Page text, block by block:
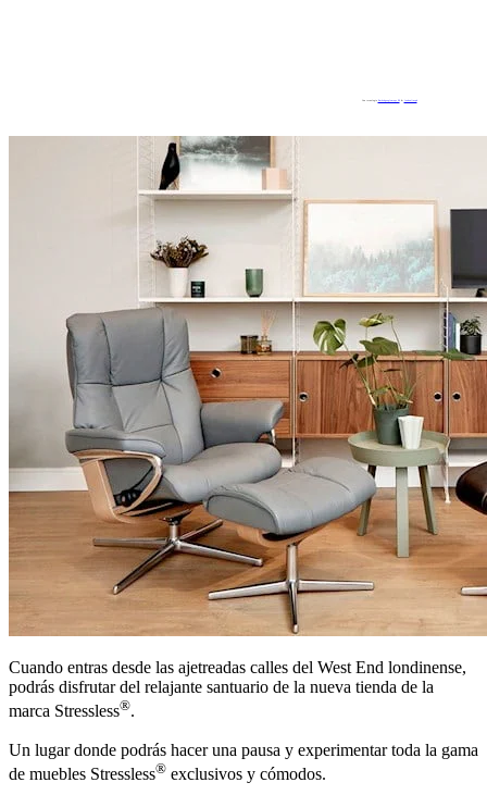
Cuando entras desde las ajetreadas calles del West End londinense,
podrás disfrutar del relajante santuario de la nueva tienda de la
marca Stressless®.
Un lugar donde podrás hacer una pausa y experimentar toda la gama
de muebles Stressless® exclusivos y cómodos.